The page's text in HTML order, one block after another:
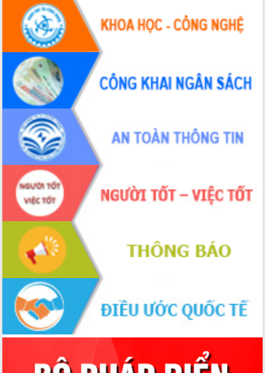
Bầu cử Quốc hội và HĐND: Cử tri Đắk
Lắk gửi gắm niềm tin, kỳ vọng vào lá
phiếu
Đắk Lắk sẵn sàng các điều kiện cho
Ngày hội bầu cử đại biểu Quốc hội
khóa XVI và HĐND các cấp nhiệm kỳ
2026-2031
Đảm bảo cuộc bầu cử đại biểu Quốc
hội và đại biểu HĐND các cấp diễn ra
an toàn, hiệu quả, đúng quy định
Thủ tướng Chính phủ Phạm Minh Chính
kiểm tra, chỉ đạo hoàn thành các dự
án cao tốc và thăm khu tái định cư tại
Đắk Lắk
Sôi nổi Hội đua ngựa truyền thống Gò
Thì Thùng mừng Xuân Bính Ngọ 2026
Lãnh đạo tỉnh dâng hương tưởng niệm
tại Đập Đồng Cam đầu Xuân Bính Ngọ
Ngành nông nghiệp phấn đấu tăng
trưởng đạt 5,86% trong năm 2026
UBND tỉnh Đắk Lắk triển khai công tác
quốc phòng, quân sự địa phương năm
2026
Đắk Lắk tập trung toàn lực khắc phục
tồn tại IUU, sẵn sàng làm việc với
Đoàn thanh tra EC
Chủ tịch UBND tỉnh Tạ Anh Tuấn thăm,
chúc mừng các bệnh viện nhân Ngày
Thầy thuốc Việt Nam